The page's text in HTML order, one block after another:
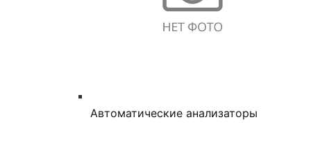
Автоматические анализаторы